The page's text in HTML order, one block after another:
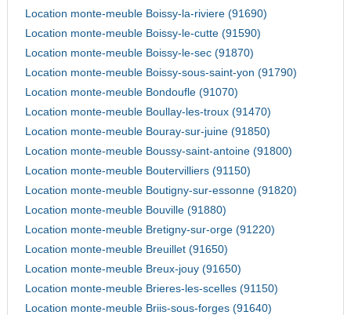
Location monte-meuble Boissy-la-riviere (91690)
Location monte-meuble Boissy-le-cutte (91590)
Location monte-meuble Boissy-le-sec (91870)
Location monte-meuble Boissy-sous-saint-yon (91790)
Location monte-meuble Bondoufle (91070)
Location monte-meuble Boullay-les-troux (91470)
Location monte-meuble Bouray-sur-juine (91850)
Location monte-meuble Boussy-saint-antoine (91800)
Location monte-meuble Boutervilliers (91150)
Location monte-meuble Boutigny-sur-essonne (91820)
Location monte-meuble Bouville (91880)
Location monte-meuble Bretigny-sur-orge (91220)
Location monte-meuble Breuillet (91650)
Location monte-meuble Breux-jouy (91650)
Location monte-meuble Brieres-les-scelles (91150)
Location monte-meuble Briis-sous-forges (91640)